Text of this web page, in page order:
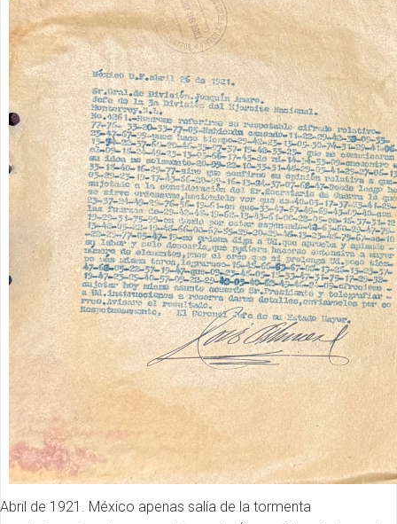
Abril de 1921. México apenas salía de la tormenta